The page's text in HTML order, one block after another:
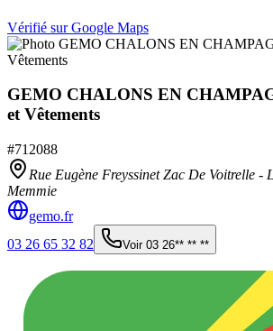
Vérifié sur Google Maps
GEMO CHALONS EN
et Vêtements
#712088
Rue Eugène Freyssinet Zac De Voitrelle -
Memmie
gemo.fr
03 26 65 32 82
Voir 03 26** ** **